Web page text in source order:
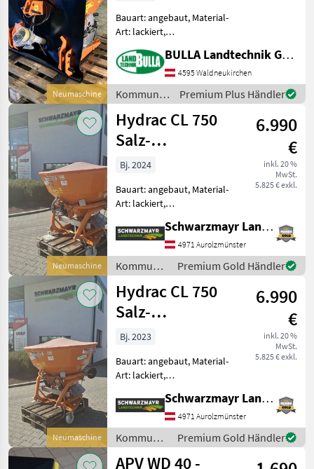
Neumaschine
Bauart: angebaut, Material-
Art: lackiert,
hydraulisch, Rührwerk,
Abdeckplane,
Streubegrenzung AMAZONE
E+S 301 + hydraulische
Schieberbetätigung ( 1x
BULLA Landtechnik GmbH
4595 Waldneukirchen
Kommunalgeräte
/ Amazone
Premium Plus Händler
Neumaschine
Hydrac CL 750
Salz-
Splitstreuer NEU
6.990
€
inkl. 20 %
MwSt.
5.825 € exkl.
Bj. 2024
Bauart: angebaut, Material-
Art: lackiert,
mechanisch, Rührwerk,
Rührwelle, Lichtanlage,
Abdeckplane,
Streubegrenzung EDV:
71421 Hydrac Tellerstreuer
Schwarzmayr Landtechnik GmbH - Aurolzmünster
4971 Aurolzmünster
Kommunalgeräte
/ Hydrac
Premium Gold Händler
Neumaschine
Hydrac CL 750
Salz-
Splitstreuer NEU
6.990
€
inkl. 20 %
MwSt.
5.825 € exkl.
Bj. 2023
Bauart: angebaut, Material-
Art: lackiert,
mechanisch, Rührwerk,
Rührwelle, Lichtanlage,
Abdeckplane,
Streubegrenzung EDV:
71420 Hydrac Tellerstreuer
Schwarzmayr Landtechnik GmbH - Aurolzmünster
4971 Aurolzmünster
Kommunalgeräte
/ Hydrac
Premium Gold Händler
APV WD 40 -